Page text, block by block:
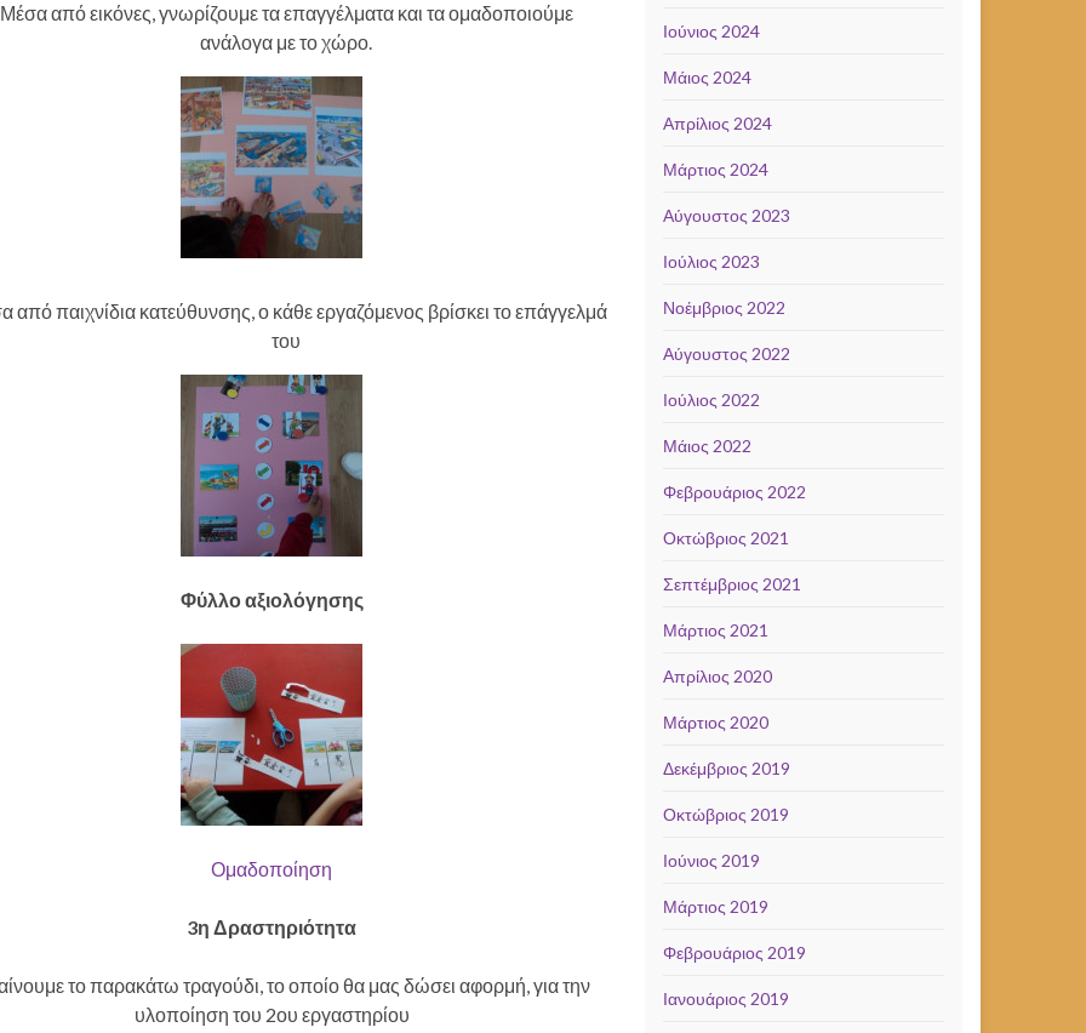
Μέσα από εικόνες, γνωρίζουμε τα επαγγέλματα και τα ομαδοποιούμε
ανάλογα με το χώρο.
από παιχνίδια κατεύθυνσης, ο κάθε εργαζόμενος βρίσκει το επάγγελμά
του
Φύλλο αξιολόγησης
Ομαδοποίηση
3η Δραστηριότητα
το παρακάτω τραγούδι, το οποίο θα μας δώσει αφορμή, για την
υλοποίηση του 2ου εργαστηρίου
Ιούνιος 2024
Μάιος 2024
Απρίλιος 2024
Μάρτιος 2024
Αύγουστος 2023
Ιούλιος 2023
Νοέμβριος 2022
Αύγουστος 2022
Ιούλιος 2022
Μάιος 2022
Φεβρουάριος 2022
Οκτώβριος 2021
Σεπτέμβριος 2021
Μάρτιος 2021
Απρίλιος 2020
Μάρτιος 2020
Δεκέμβριος 2019
Οκτώβριος 2019
Ιούνιος 2019
Μάρτιος 2019
Φεβρουάριος 2019
Ιανουάριος 2019